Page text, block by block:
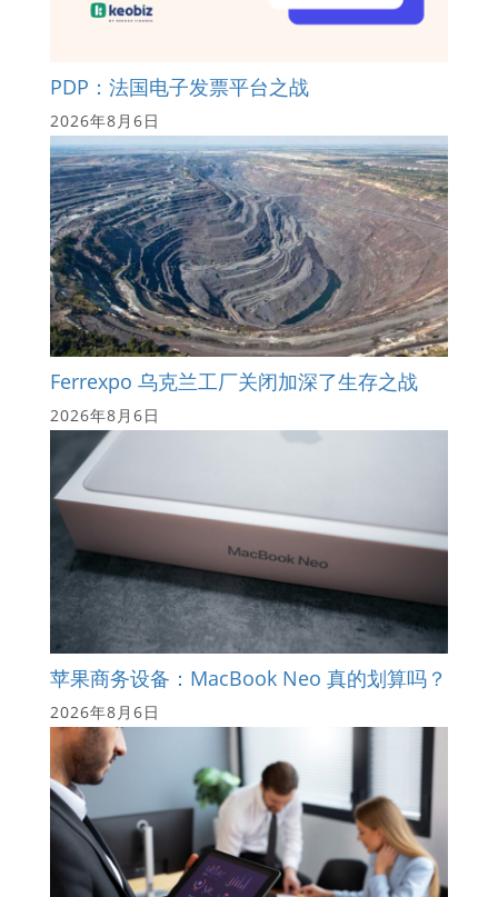
PDP：法国电子发票平台之战
2026年8月6日
Ferrexpo 乌克兰工厂关闭加深了生存之战
2026年8月6日
苹果商务设备：MacBook Neo 真的划算吗？
2026年8月6日